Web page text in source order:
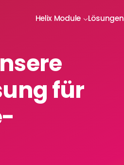
Helix Module Lösungen
für